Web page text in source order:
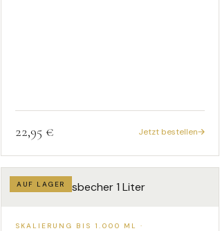
22,95 € Jetzt bestellen
AUF LAGER
SKALIERUNG BIS 1.000 ML ·